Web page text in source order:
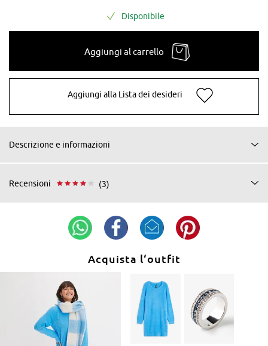
Disponibile
Aggiungi al carrello
Aggiungi alla Lista dei desideri
Descrizione e informazioni
Recensioni (3)
Acquista l‘outfit